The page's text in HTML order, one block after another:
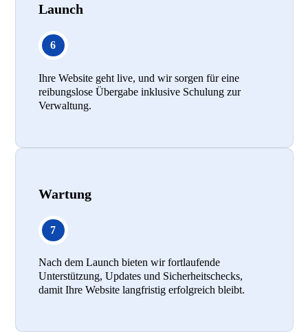
Launch
Ihre Website geht live, und wir sorgen für eine
reibungslose Übergabe inklusive Schulung zur
Verwaltung.
Wartung
Nach dem Launch bieten wir fortlaufende
Unterstützung, Updates und Sicherheitschecks,
damit Ihre Website langfristig erfolgreich bleibt.